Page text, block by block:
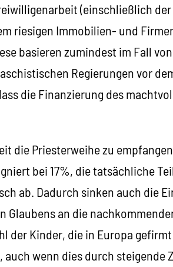
(einschließlich
riesigen Immobilien- und
basieren zumindest im Fall
Regierungen vor
die Finanzierung des
die Priesterweihe zu
bei 17%, die tatsächliche
ab. Dadurch sinken auch die
Glaubens an die
der Kinder, die in Europa
wenn dies durch steigende